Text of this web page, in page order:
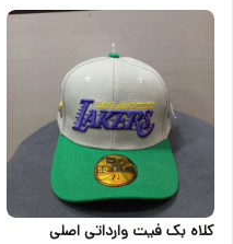
کلاه بک فیت وارداتی اصلی